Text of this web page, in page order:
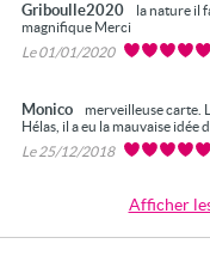
Griboulle2020
la nature il
magnifique Merci
Le 01/01/2020
Monico
merveilleuse carte.
Hélas, il a eu la mauvaise idée
Le 25/12/2018
Afficher